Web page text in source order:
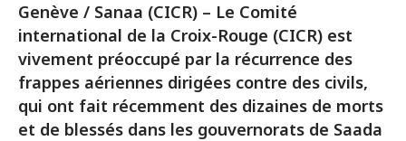
Genève / Sanaa (CICR) – Le Comité
international de la Croix-Rouge (CICR) est
vivement préoccupé par la récurrence des
frappes aériennes dirigées contre des civils,
qui ont fait récemment des dizaines de morts
et de blessés dans les gouvernorats de Saada